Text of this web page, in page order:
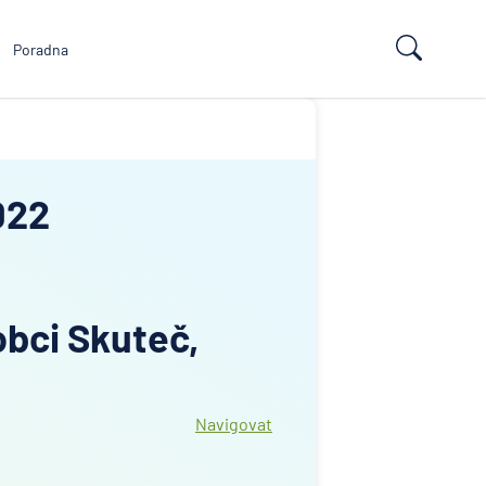
Poradna
Skuteč,
Navigovat